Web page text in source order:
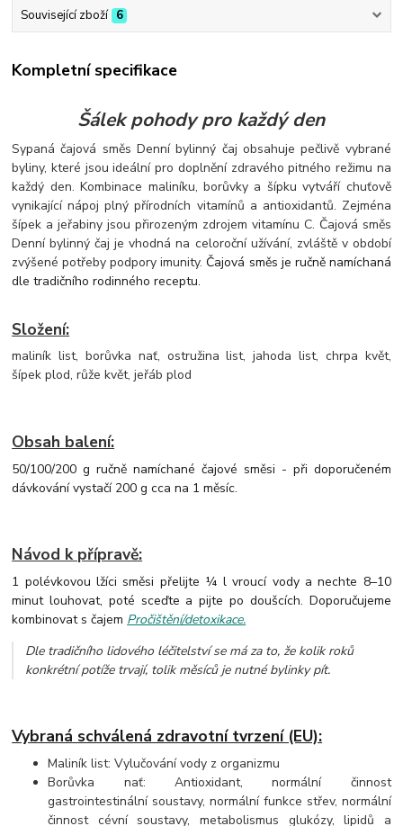
Související zboží 6
Kompletní specifikace
Šálek pohody pro každý den
Sypaná čajová směs Denní bylinný čaj obsahuje pečlivě vybrané
byliny, které jsou ideální pro doplnění zdravého pitného režimu na
každý den. Kombinace maliníku, borůvky a šípku vytváří chuťově
vynikající nápoj plný přírodních vitamínů a antioxidantů. Zejména
šípek a jeřabiny jsou přirozeným zdrojem vitamínu C. Čajová směs
Denní bylinný čaj je vhodná na celoroční užívání, zvláště v období
zvýšené potřeby podpory imunity. Čajová směs je ručně namíchaná
dle tradičního rodinného receptu.
Složení:
maliník list, borůvka nať, ostružina list, jahoda list, chrpa květ,
šípek plod, růže květ, jeřáb plod
Obsah balení:
50/100/200 g ručně namíchané čajové směsi - při doporučeném
dávkování vystačí 200 g cca na 1 měsíc.
Návod k přípravě:
1 polévkovou lžíci směsi přelijte ¼ l vroucí vody a nechte 8–10
minut louhovat, poté sceďte a pijte po doušcích. Doporučujeme
kombinovat s čajem Pročištění/detoxikace.
Dle tradičního lidového léčitelství se má za to, že kolik roků
konkrétní potíže trvají, tolik měsíců je nutné bylinky pít.
Vybraná schválená zdravotní tvrzení (EU):
Maliník list: Vylučování vody z organizmu
Borůvka nať: Antioxidant, normální činnost
gastrointestinální soustavy, normální funkce střev, normální
činnost cévní soustavy, metabolismus glukózy, lipidů a